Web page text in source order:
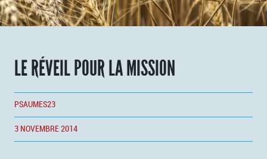
LE RÉVEIL POUR LA MISSION
PSAUMES23
3 NOVEMBRE 2014